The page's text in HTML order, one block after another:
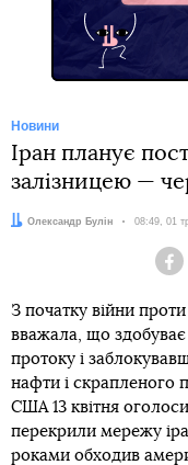
Новини
Іран планує
залізницею —
Автор:
Олександр Булін Дата:
08:49, 01
З початку війни
вважала, що
протоку і
нафти і скрапленого
США 13 квітня
перекрили мережу
роками обходив